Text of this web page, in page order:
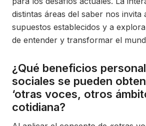
distintas áreas del saber nos invita
supuestos establecidos y a
de entender y transformar el
¿Qué beneficios
sociales se pueden
‘otras voces, otros
cotidiana?